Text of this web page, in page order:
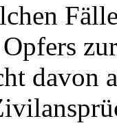
davon